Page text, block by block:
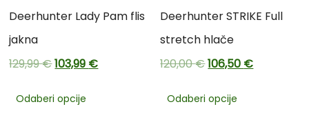
Deerhunter Lady Pam flis
jakna
129,99€103,99 €
Odaberi opcije
Deerhunter STRIKE Full
stretch hlače
120,00€106,50 €
Odaberi opcije